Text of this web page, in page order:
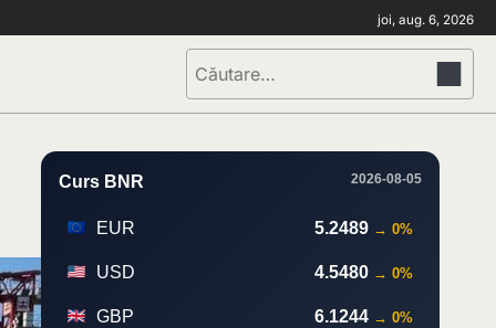
joi, aug. 6, 2026
Caută
după:
Curs BNR 2026-08-05
EUR 5.2489 → 0%
USD 4.5480 → 0%
GBP 6.1244 → 0%